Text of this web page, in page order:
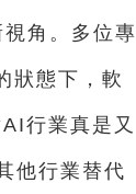
角。多位專
狀態下，軟
行業真是又
他行業替代